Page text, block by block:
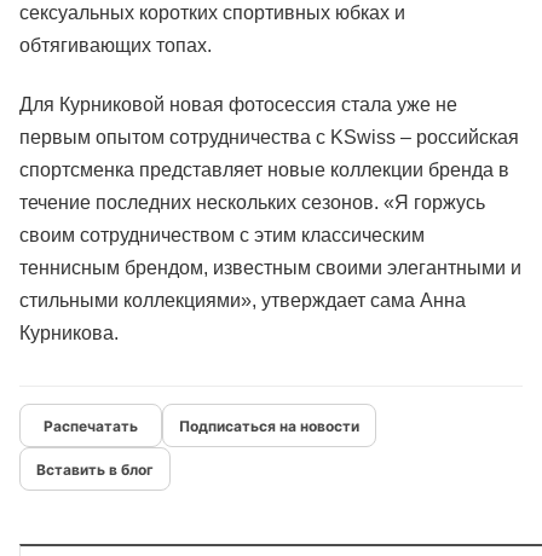
сексуальных коротких спортивных юбках и
обтягивающих топах.
Для Курниковой новая фотосессия стала уже не
первым опытом сотрудничества с KSwiss – российская
спортсменка представляет новые коллекции бренда в
течение последних нескольких сезонов. «Я горжусь
своим сотрудничеством с этим классическим
теннисным брендом, известным своими элегантными и
стильными коллекциями», утверждает сама Анна
Курникова.
Подписаться на новости
Вставить в блог